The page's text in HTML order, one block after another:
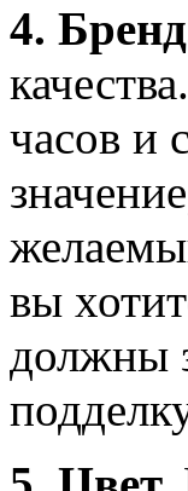
4.
часов и
вы
должны